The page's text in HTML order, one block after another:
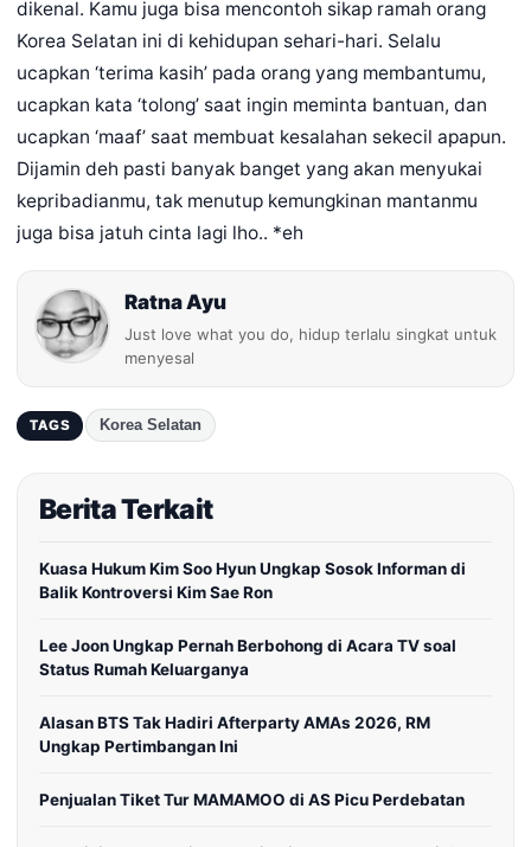
dikenal. Kamu juga bisa mencontoh sikap ramah orang
Korea Selatan ini di kehidupan sehari-hari. Selalu
ucapkan ‘terima kasih’ pada orang yang membantumu,
ucapkan kata ‘tolong’ saat ingin meminta bantuan, dan
ucapkan ‘maaf’ saat membuat kesalahan sekecil apapun.
Dijamin deh pasti banyak banget yang akan menyukai
kepribadianmu, tak menutup kemungkinan mantanmu
juga bisa jatuh cinta lagi lho.. *eh
Ratna Ayu
Just love what you do, hidup terlalu singkat untuk
menyesal
TAGS Korea Selatan
Berita Terkait
Kuasa Hukum Kim Soo Hyun Ungkap Sosok Informan di
Balik Kontroversi Kim Sae Ron
Lee Joon Ungkap Pernah Berbohong di Acara TV soal
Status Rumah Keluarganya
Alasan BTS Tak Hadiri Afterparty AMAs 2026, RM
Ungkap Pertimbangan Ini
Penjualan Tiket Tur MAMAMOO di AS Picu Perdebatan